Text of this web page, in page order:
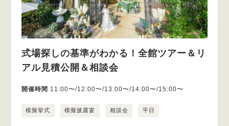
式場探しの基準がわかる！全館ツアー＆リ
アル見積公開＆相談会
開催時間 11:00〜/12:00〜/13:00〜/14:00〜/15:00〜
模擬挙式 模擬披露宴 相談会 平日